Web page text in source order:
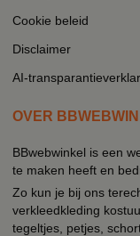
Cookie beleid
Disclaimer
AI-
OVER
BBwebwinkel is een
te maken heeft en
Zo kun je bij ons
verkleedkleding
tegeltjes, petjes,